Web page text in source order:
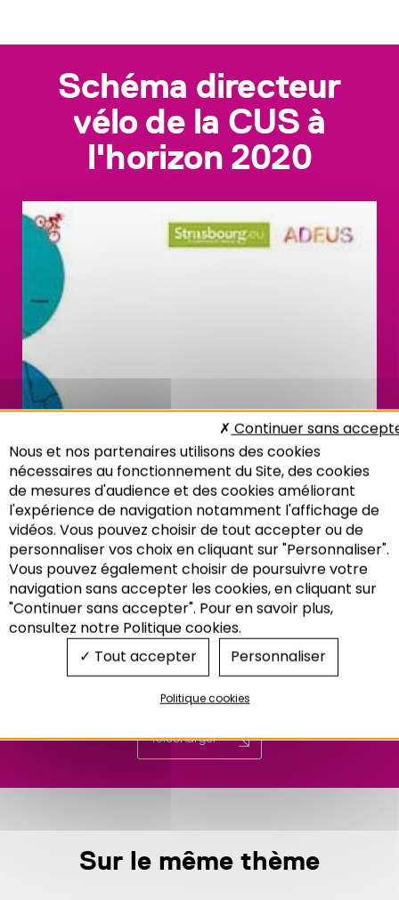
Recherche
Schéma directeur
vélo de la CUS à
l'horizon 2020
Télécharger
Sur le même thème
Nous et nos partenaires utilisons des cookies
nécessaires au fonctionnement du Site, des cookies
de mesures d'audience et des cookies améliorant
l'expérience de navigation notamment l'affichage de
vidéos. Vous pouvez choisir de tout accepter ou de
personnaliser vos choix en cliquant sur "Personnaliser".
Vous pouvez également choisir de poursuivre votre
navigation sans accepter les cookies, en cliquant sur
"Continuer sans accepter". Pour en savoir plus,
consultez notre Politique cookies.
Tout accepter
Continuer sans
Personnaliser
Politique cookies